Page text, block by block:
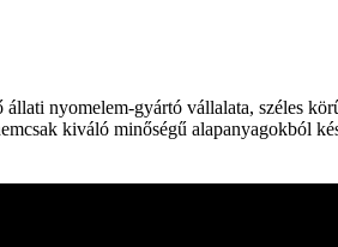
nyomelem-gyártó vállalata, széles
kiváló minőségű alapanyagokból